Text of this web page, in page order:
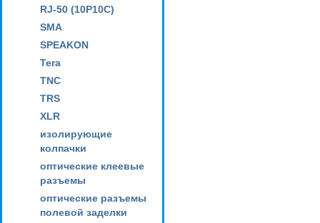
RJ-50 (10P10C)
SMA
SPEAKON
Tera
TNC
TRS
XLR
изолирующие
колпачки
оптические клеевые
разъемы
оптические разъемы
полевой заделки